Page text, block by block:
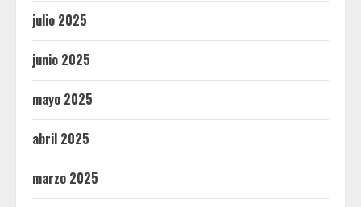
julio 2025
junio 2025
mayo 2025
abril 2025
marzo 2025